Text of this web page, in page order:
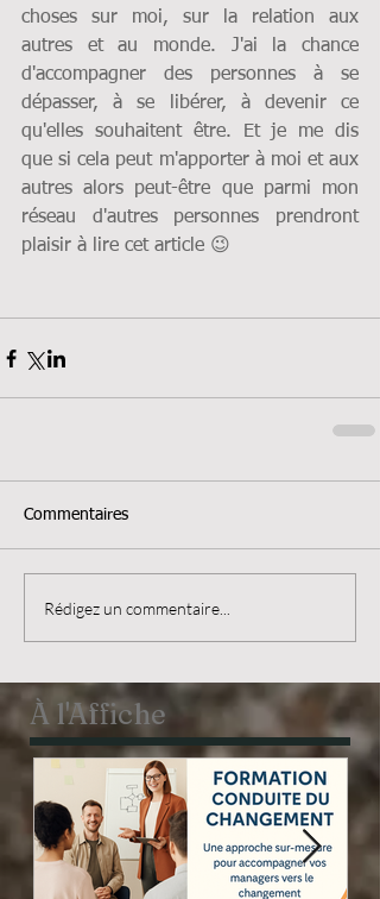
choses sur moi, sur la relation aux
autres et au monde. J'ai la chance
d'accompagner des personnes à se
dépasser, à se libérer, à devenir ce
qu'elles souhaitent être. Et je me dis
que si cela peut m'apporter à moi et aux
autres alors peut-être que parmi mon
réseau d'autres personnes prendront
plaisir à lire cet article 😉
Commentaires
Rédigez un commentaire...
À l'Affiche